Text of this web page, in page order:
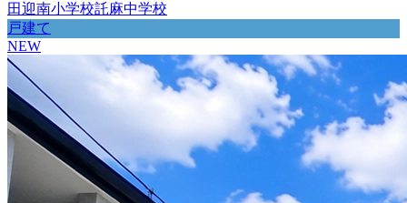
田迎南小学校託麻中学校
戸建て
NEW